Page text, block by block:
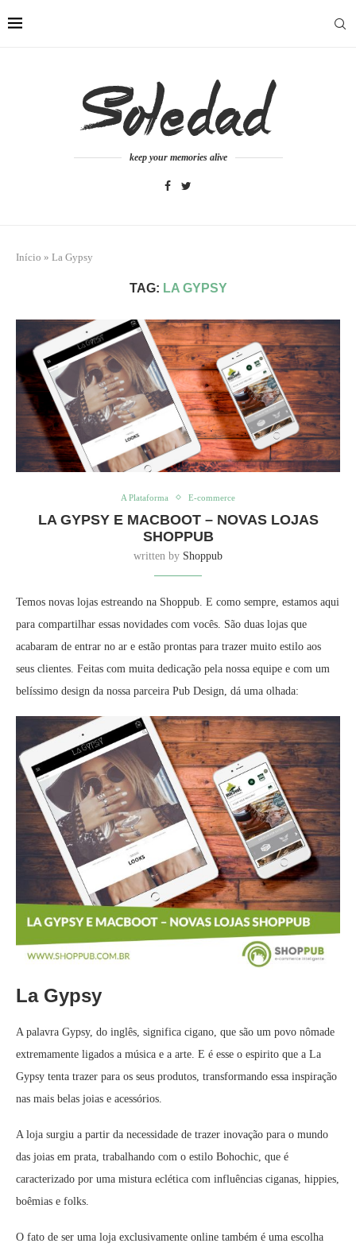
keep your memories alive
Início » La Gypsy
TAG: LA GYPSY
A Plataforma E-commerce
LA GYPSY E MACBOOT – NOVAS LOJAS
SHOPPUB
written by Shoppub
Temos novas lojas estreando na Shoppub. E como sempre, estamos aqui
para compartilhar essas novidades com vocês. São duas lojas que
acabaram de entrar no ar e estão prontas para trazer muito estilo aos
seus clientes. Feitas com muita dedicação pela nossa equipe e com um
belíssimo design da nossa parceira Pub Design, dá uma olhada:
La Gypsy
A palavra Gypsy, do inglês, significa cigano, que são um povo nômade
extremamente ligados a música e a arte. E é esse o espirito que a La
Gypsy tenta trazer para os seus produtos, transformando essa inspiração
nas mais belas joias e acessórios.
A loja surgiu a partir da necessidade de trazer inovação para o mundo
das joias em prata, trabalhando com o estilo Bohochic, que é
caracterizado por uma mistura eclética com influências ciganas, hippies,
boêmias e folks.
O fato de ser uma loja exclusivamente online também é uma escolha